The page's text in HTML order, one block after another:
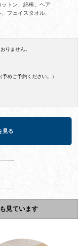
トン、綿棒、ヘア
フェイスタオル、
りません。
めご予約ください。）
見る
見ています